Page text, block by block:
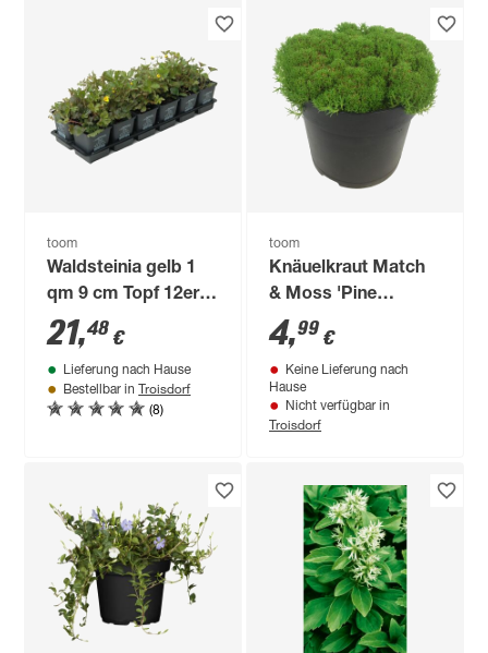
toom
Waldsteinia gelb 1
qm 9 cm Topf 12er-
Set
21,48 €
Lieferung nach Hause
Bestellbar in Troisdorf
(8)
toom
Knäuelkraut Match
& Moss 'Pine
Green®' 13 cm Topf
4,99 €
Keine Lieferung nach
Hause
Nicht verfügbar in
Troisdorf